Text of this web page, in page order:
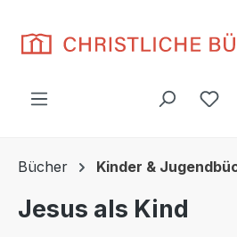
Bücher Kinder &
Jesus als Kind